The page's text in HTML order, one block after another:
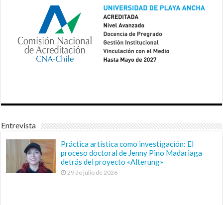
Entrevista
Práctica artística como investigación: El
proceso doctoral de Jenny Pino Madariaga
detrás del proyecto «Alterung»
29 de julio de 2026